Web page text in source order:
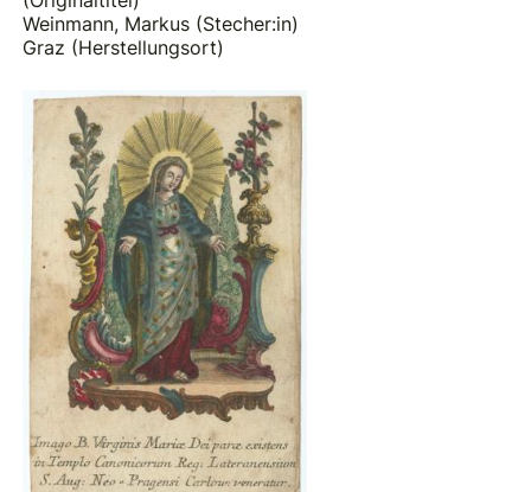
Weinmann, Markus (Stecher:in)
Graz (Herstellungsort)